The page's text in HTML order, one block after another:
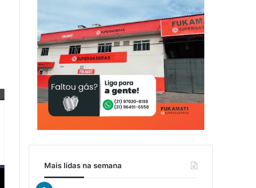
Mais lidas na semana